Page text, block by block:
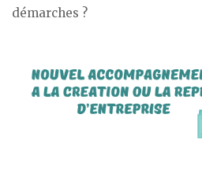
démarches ?